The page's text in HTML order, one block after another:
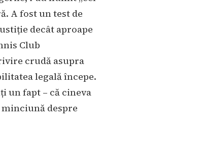
A fost un test de
decât aproape
Club
crudă asupra
legală începe.
un fapt – că cineva
despre